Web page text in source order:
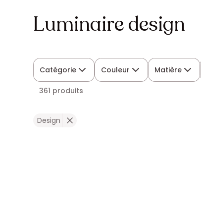
Luminaire design
Catégorie Couleur Matière
361 produits
Design